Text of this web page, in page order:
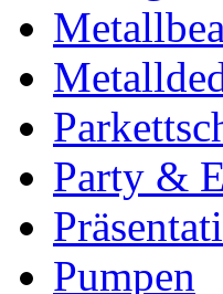
Party &
Pumpen